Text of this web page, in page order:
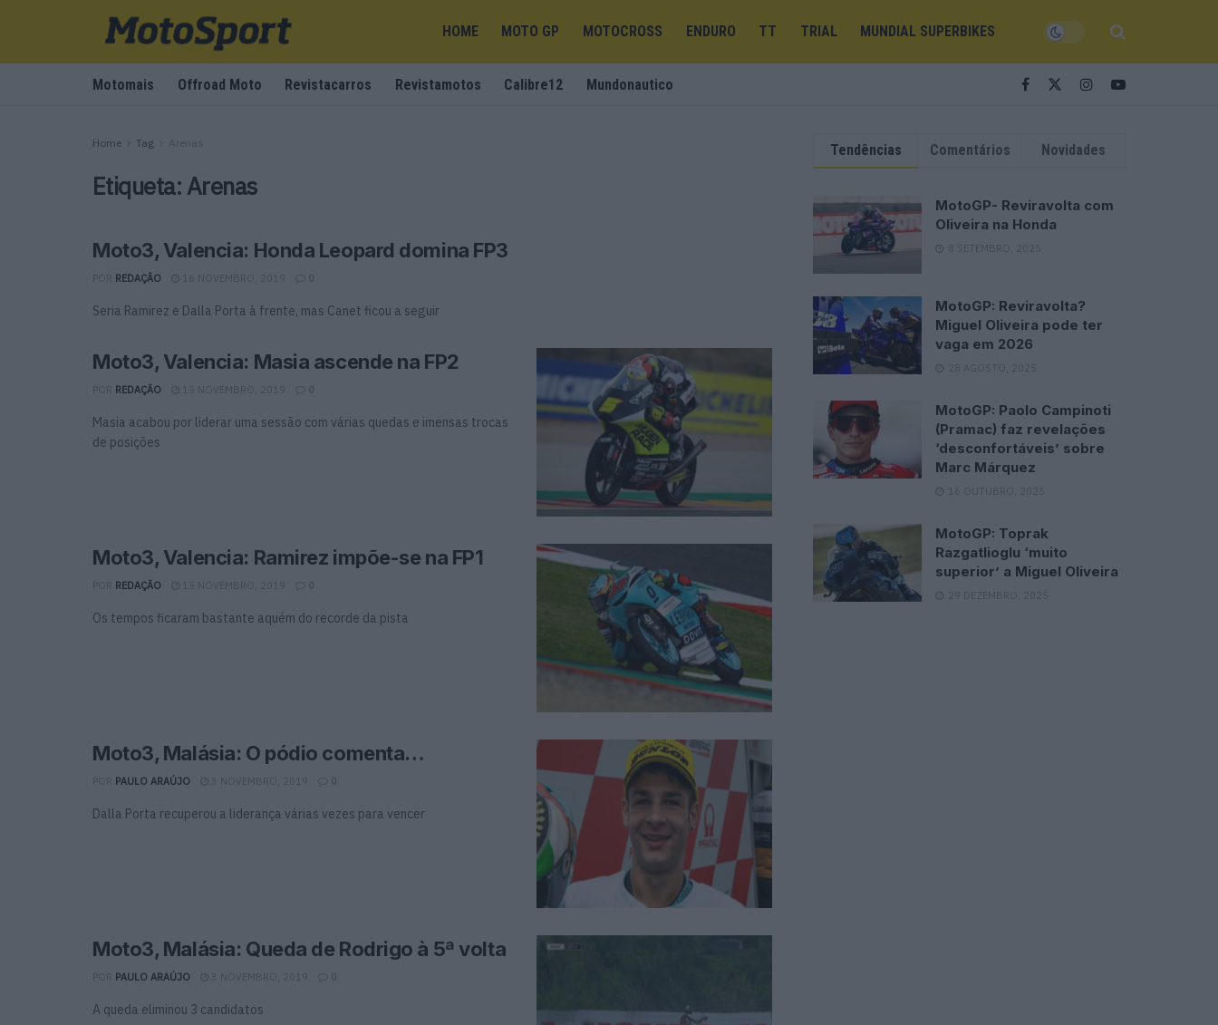
HOME MOTO GP MOTOCROSS ENDURO TT TRIAL MUNDIAL SUPERBIKES
Motomais Offroad Moto Revistacarros Revistamotos Calibre12 Mundonautico
Home Tag Arenas
Etiqueta:Arenas
Moto3, Valencia: Honda Leopard domina FP3
REDAÇÃO 16 NOVEMBRO, 2019 0
Seria Ramirez e Dalla Porta à frente, mas Canet ficou a seguir
Moto3, Valencia: Masia ascende na FP2
REDAÇÃO 15 NOVEMBRO, 2019 0
Masia acabou por liderar uma sessão com várias quedas e imensas trocas
de posições
Moto3, Valencia: Ramirez impõe-se na FP1
REDAÇÃO 15 NOVEMBRO, 2019 0
Os tempos ficaram bastante aquém do recorde da pista
Moto3, Malásia: O pódio comenta…
PAULO ARAÚJO 0
Dalla Porta recuperou a liderança várias vezes para vencer
Moto3, Malásia: Queda de Rodrigo à 5ª volta
PAULO ARAÚJO 0
A queda eliminou 3 candidatos
Tendências Comentários Novidades
MotoGP- Reviravolta com
Oliveira na Honda
8 SETEMBRO, 2025
MotoGP: Reviravolta?
Miguel Oliveira pode ter
vaga em 2026
28 AGOSTO, 2025
MotoGP: Paolo Campinoti
(Pramac) faz revelações
‘desconfortáveis’ sobre
Marc Márquez
16 OUTUBRO, 2025
MotoGP: Toprak
Razgatlioglu ‘muito
superior’ a Miguel Oliveira